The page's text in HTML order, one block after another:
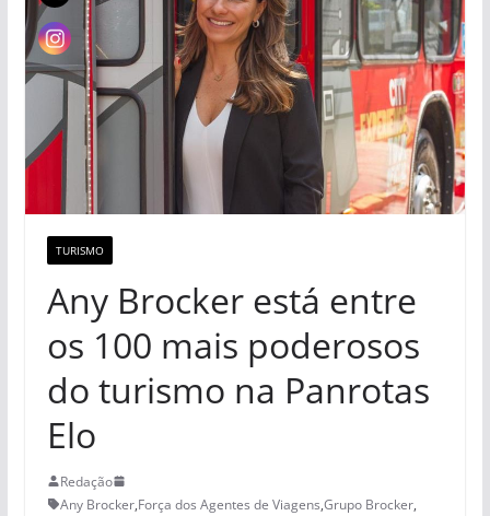
TURISMO
Any Brocker está entre
os 100 mais poderosos
do turismo na Panrotas
Elo
Redação
Any Brocker,Força dos Agentes de Viagens,Grupo Brocker,